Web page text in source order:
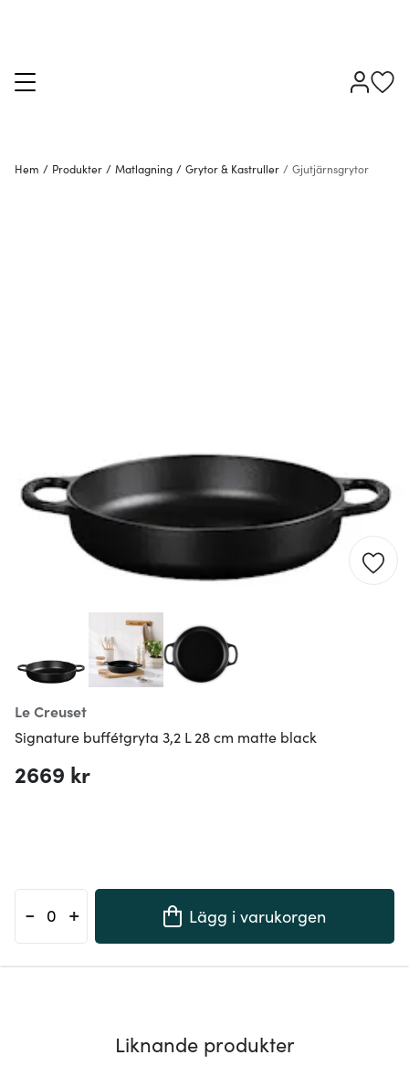
Hem / Produkter / Matlagning / Grytor & Kastruller / Gjutjärnsgrytor
Le Creuset
Signature buffétgryta 3,2 L 28 cm matte black
2669 kr
- + Lägg i varukorgen
Liknande produkter